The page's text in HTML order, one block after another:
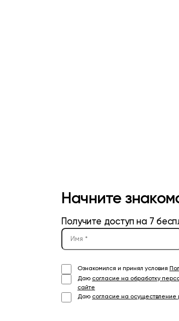
Начните
Получите доступ на 7
Ознакомился и принял условия
Даю согласие на обработку
сайте
Даю согласие на осуществление